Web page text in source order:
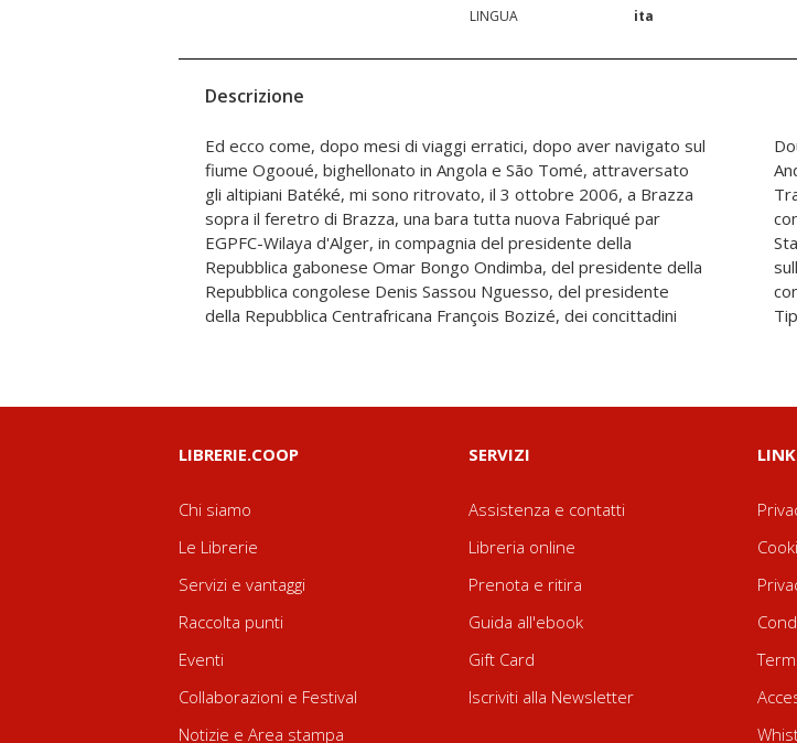
LINGUA
ita
Descrizione
Ed ecco come, dopo mesi di viaggi erratici, dopo aver navigato sul
fiume Ogooué, bighellonato in Angola e São Tomé, attraversato
gli altipiani Batéké, mi sono ritrovato, il 3 ottobre 2006, a Brazza
sopra il feretro di Brazza, una bara tutta nuova Fabriqué par
EGPFC-Wilaya d'Alger, in compagnia del presidente della
Repubblica gabonese Omar Bongo Ondimba, del presidente della
Repubblica congolese Denis Sassou Nguesso, del presidente
della Repubblica Centrafricana François Bozizé, dei concittadini
Douste-Blazy e Kouchner, del nunzio apostolico Monsignor
Andres Carrascosa Coso, e del re dei téké Auguste Nguempio.
Tra alberghi e alloggi di fortuna, ho ricostruito le biografie dei
contemporanei di Brazza: David Livingstone ed Henry Morton
Stanley, ma anche Albert Schweitzer e Jonas Savimbi. A Kigoma,
sulle rive del lago Tanganica, ho seguito le tracce della guerra
congolese di Che Guevara. Per raccontare le vite di Emin Pacha e
LIBRERIE.COOP
Chi siamo
Le Librerie
Servizi e vantaggi
Raccolta punti
Eventi
Collaborazioni e Festival
Notizie e Area stampa
SERVIZI
Assistenza e contatti
Libreria online
Prenota e ritira
Guida all'ebook
Gift Card
Iscriviti alla Newsletter